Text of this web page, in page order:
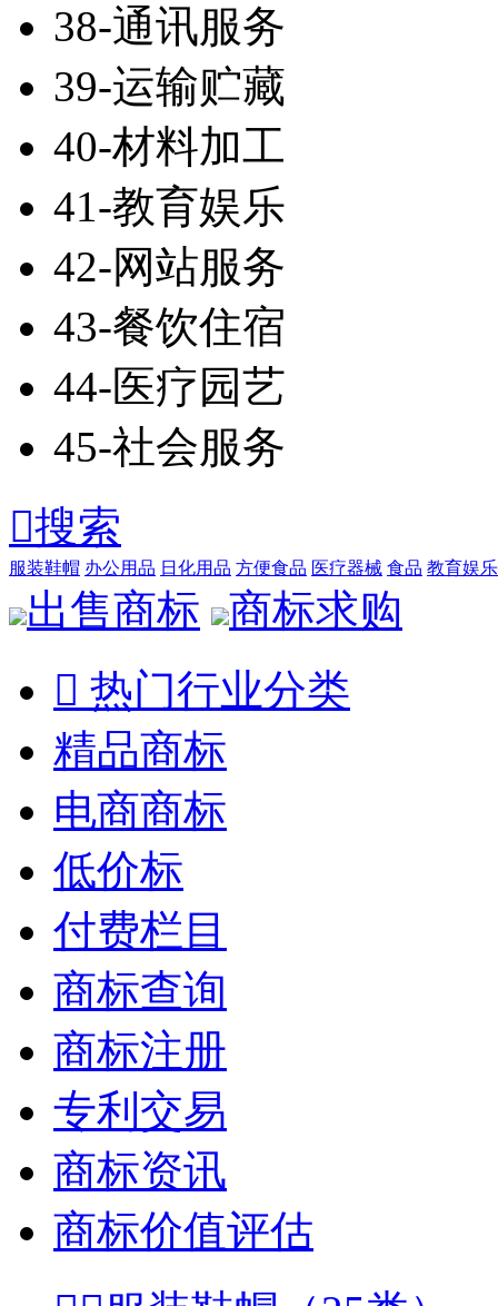
38-通讯服务
39-运输贮藏
40-材料加工
41-教育娱乐
42-网站服务
43-餐饮住宿
44-医疗园艺
45-社会服务
搜索
服装鞋帽 办公用品 日化用品 方便食品 医疗器械 食品 教育娱乐
出售商标
商标求购
 热门行业分类
精品商标
电商商标
低价标
付费栏目
商标查询
商标注册
专利交易
商标资讯
商标价值评估